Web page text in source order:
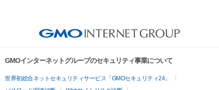
GMOインターネットグループのセキュリティ事業について
世界初総合ネットセキュリティサービス「GMOセキュリティ24」